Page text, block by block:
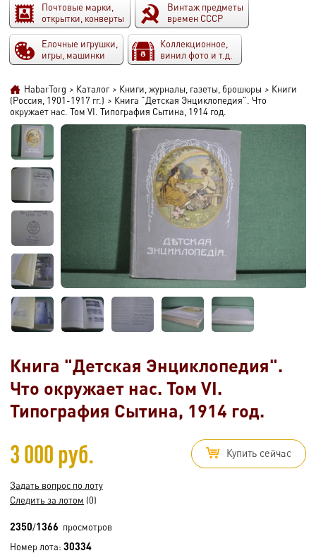
Почтовые марки,
открытки, конверты
Винтаж предметы
времен СССР
Елочные игрушки,
игры, машинки
Коллекционное,
винил фото и т.д.
HabarTorg > Каталог > Книги, журналы, газеты, брошюры > Книги
(Россия, 1901-1917 гг.) > Книга "Детская Энциклопедия". Что
окружает нас. Том VI. Типография Сытина, 1914 год.
Книга "Детская Энциклопедия".
Что окружает нас. Том VI.
Типография Сытина, 1914 год.
3 000 руб. Купить сейчас
Задать вопрос по лоту
Следить за лотом (0)
2350/1366 просмотров
Номер лота: 30334